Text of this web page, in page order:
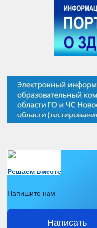
Решаем вместе
Напишите нам
Написать